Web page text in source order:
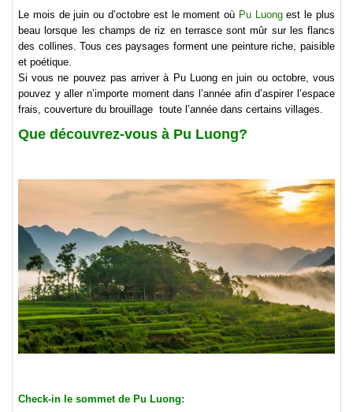
Le mois de juin ou d’octobre est le moment où Pu Luongest le plus
beau lorsque les champs de riz en terrasce sont mûr sur les flancs
des collines. Tous ces paysages forment une peinture riche, paisible
et poétique.
Si vous ne pouvez pas arriver à Pu Luong en juin ou octobre, vous
pouvez y aller n’importe moment dans l’année afin d’aspirer l’espace
frais, couverture du brouillage toute l’année dans certains villages.
Que découvrez-vous à Pu Luong?
Check-in le sommet de Pu Luong: